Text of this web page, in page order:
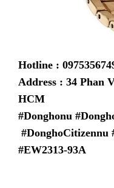
Hotline :
Address : 34 Phan
HCM
#Donghonu
#DonghoCitizennu
#EW2313-93A